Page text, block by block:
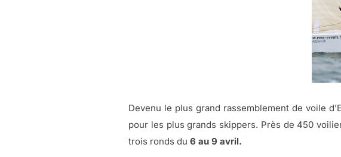
Devenu le plus grand rassemblement de voile
pour les plus grands skippers. Près de 450
trois ronds du 6 au 9 avril.